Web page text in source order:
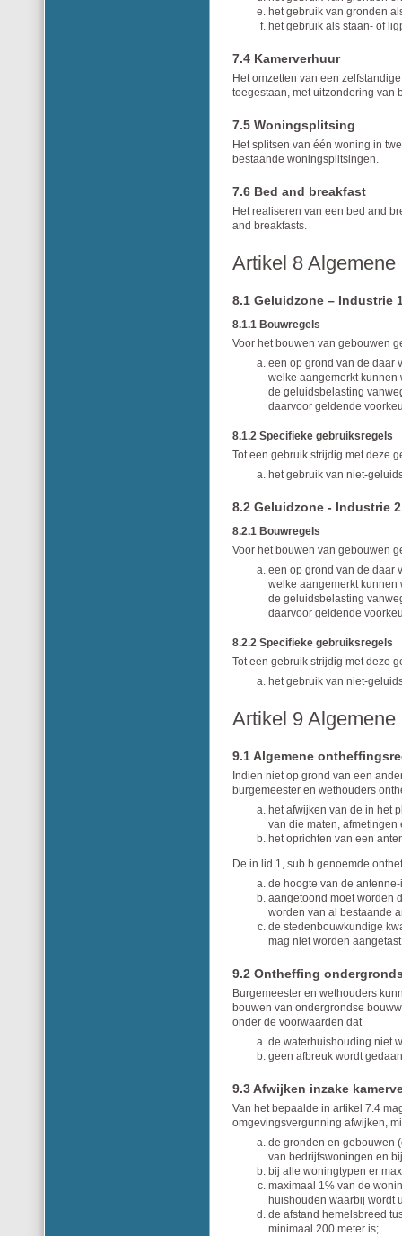
het gebruik van gronden
het gebruik als staan- of
7.4 Kamerverhuur
Het omzetten van een
toegestaan, met uitzondering van
7.5 Woningsplitsing
Het splitsen van één woning in
bestaande woningsplitsingen.
7.6 Bed and breakfast
Het realiseren van een bed and
and breakfasts.
Artikel 8
8.1 Geluidzone – Industrie
8.1.1 Bouwregels
Voor het bouwen van gebouwen
een op grond van de daar
welke aangemerkt
de geluidsbelasting
daarvoor geldende
8.1.2 Specifieke gebruiksregels
Tot een gebruik strijdig met deze
het gebruik van niet-
8.2 Geluidzone - Industrie 2
8.2.1 Bouwregels
Voor het bouwen van gebouwen
een op grond van de daar
welke aangemerkt
de geluidsbelasting
daarvoor geldende
8.2.2 Specifieke gebruiksregels
Tot een gebruik strijdig met deze
het gebruik van niet-
Artikel 9
9.1 Algemene
Indien niet op grond van een
burgemeester en wethouders
het afwijken van de in het
van die maten, afmetingen
het oprichten van een
De in lid 1, sub b genoemde
de hoogte van de
aangetoond moet worden
worden van al bestaande
de stedenbouwkundige
mag niet worden
9.2 Ontheffing
Burgemeester en wethouders
bouwen van ondergrondse
onder de voorwaarden dat
de waterhuishouding niet
geen afbreuk wordt
9.3 Afwijken inzake
Van het bepaalde in artikel 7.4
omgevingsvergunning afwijken,
de gronden en gebouwen
van bedrijfswoningen en
bij alle woningtypen er
maximaal 1% van de
huishouden waarbij wordt
de afstand hemelsbreed
minimaal 200 meter is;.